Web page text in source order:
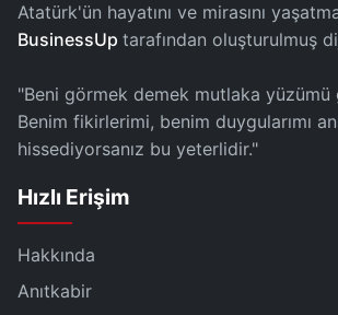
Atatürk'ün hayatını ve mirasını
BusinessUp tarafından oluşturulmuş
"Beni görmek demek mutlaka
Benim fikirlerimi, benim duygularımı
hissediyorsanız bu yeterlidir."
Hızlı Erişim
Hakkında
Anıtkabir